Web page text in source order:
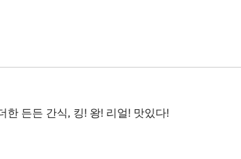
한 든든 간식, 킹! 왕! 리얼! 맛있다!